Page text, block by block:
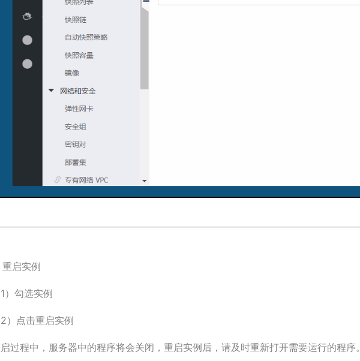
启实例
）勾选实例
）点击重启实例
过程中，服务器中的程序将会关闭，重启实例后，请及时重新打开需要运行的程序。